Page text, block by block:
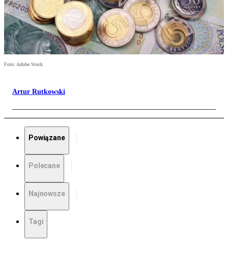
Foto: Adobe Stock
Artur Rutkowski
Powiązane
Polecane
Najnowsze
Tagi